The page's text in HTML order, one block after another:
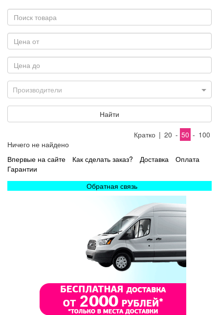
Производители
Найти
Кратко | 20 - 50 - 100
Ничего не найдено
Впервые на сайте
Как сделать заказ? Доставка
Оплата
Гарантии
Обратная связь